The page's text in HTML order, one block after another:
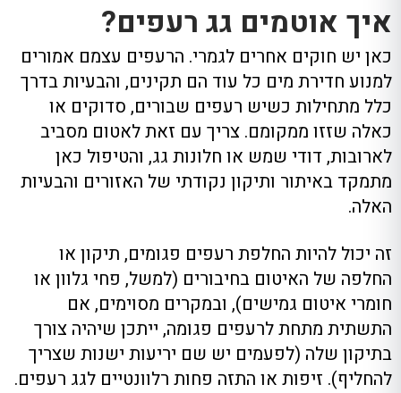
איך אוטמים גג רעפים?
כאן יש חוקים אחרים לגמרי. הרעפים עצמם אמורים
למנוע חדירת מים כל עוד הם תקינים, והבעיות בדרך
כלל מתחילות כשיש רעפים שבורים, סדוקים או
כאלה שזזו ממקומם. צריך עם זאת לאטום מסביב
לארובות, דודי שמש או חלונות גג, והטיפול כאן
מתמקד באיתור ותיקון נקודתי של האזורים והבעיות
האלה.
זה יכול להיות החלפת רעפים פגומים, תיקון או
החלפה של האיטום בחיבורים (למשל, פחי גלוון או
חומרי איטום גמישים), ובמקרים מסוימים, אם
התשתית מתחת לרעפים פגומה, ייתכן שיהיה צורך
בתיקון שלה (לפעמים יש שם יריעות ישנות שצריך
להחליף). זיפות או התזה פחות רלוונטיים לגג רעפים.